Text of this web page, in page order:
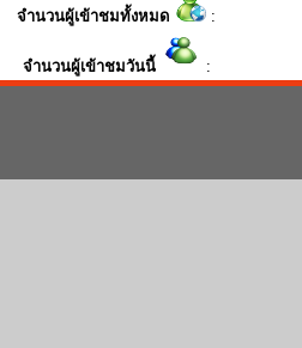
จำนวนผู้เข้าชมทั้งหมด :
จำนวนผู้เข้าชมวันนี้ :